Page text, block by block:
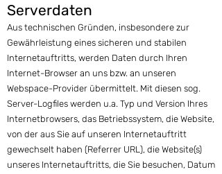
Serverdaten
Aus technischen Gründen, insbesondere zur
Gewährleistung eines sicheren und stabilen
Internetauftritts, werden Daten durch Ihren
Internet-Browser an uns bzw. an unseren
Webspace-Provider übermittelt. Mit diesen sog.
Server-Logfiles werden u.a. Typ und Version Ihres
Internetbrowsers, das Betriebssystem, die Website,
von der aus Sie auf unseren Internetauftritt
gewechselt haben (Referrer URL), die Website(s)
unseres Internetauftritts, die Sie besuchen, Datum